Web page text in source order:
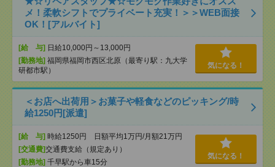
メ！柔軟シフトでプライベート充実！＞＞WEB面接
OK！[アルバイト]
[給 与] 日給10,000円～13,000円
[勤務地] 福岡県福岡市西区北原（最寄り駅：九大学
研都市駅）
気になる！
＜お店へ出荷用＞お菓子や軽食などのピッキング/時
給1250円[派遣]
[給 与] 時給1250円 日額平均1万円/月額21万円
[交通費]交通費支給（規定あり）
[勤務地] 千早駅から車15分
気になる！